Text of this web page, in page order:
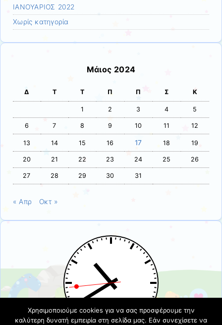
ΙΑΝΟΥΑΡΙΟΣ 2022
Χωρίς κατηγορία
Μάιος 2024
Δ Τ Τ Π Π Σ Κ
1 2 3 4 5
6 7 8 9 10 11 12
13 14 15 16 17 18 19
20 21 22 23 24 25 26
27 28 29 30 31
« Απρ Οκτ »
Χρησιμοποιούμε cookies για να σας προσφέρουμε την
καλύτερη δυνατή εμπειρία στη σελίδα μας. Εάν συνεχίσετε να